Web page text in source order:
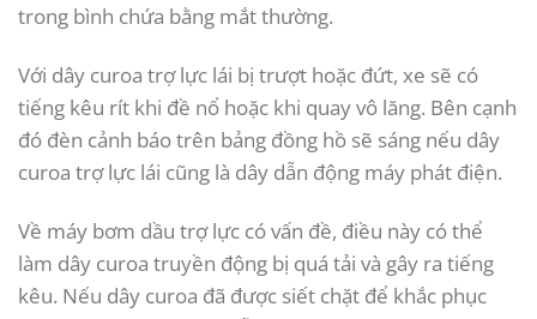
trong bình chứa bằng mắt thường.
Với dây curoa trợ lực lái bị trượt hoặc đứt, xe sẽ có
tiếng kêu rít khi đề nổ hoặc khi quay vô lăng. Bên cạnh
đó đèn cảnh báo trên bảng đồng hồ sẽ sáng nếu dây
curoa trợ lực lái cũng là dây dẫn động máy phát điện.
Về máy bơm dầu trợ lực có vấn đề, điều này có thể
làm dây curoa truyền động bị quá tải và gây ra tiếng
kêu. Nếu dây curoa đã được siết chặt để khắc phục